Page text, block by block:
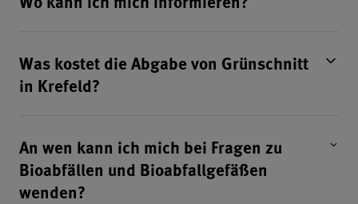
Was kostet die Abgabe von Grünschnitt
in Krefeld?
An wen kann ich mich bei Fragen zu
Bioabfällen und Bioabfallgefäßen
wenden?